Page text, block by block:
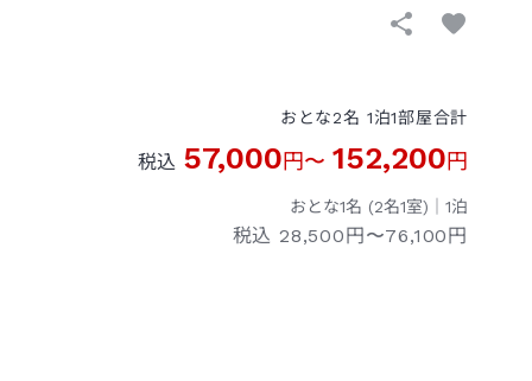
おとな2名 1泊1部屋合計
税込 57,000円〜 152,200円
おとな1名 (2名1室)｜ 1泊
税込 28,500円〜76,100円